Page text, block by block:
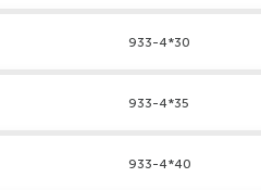
933-4*30
933-4*35
933-4*40